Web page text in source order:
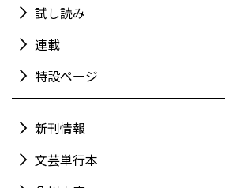
試し読み
連載
特設ページ
新刊情報
文芸単行本